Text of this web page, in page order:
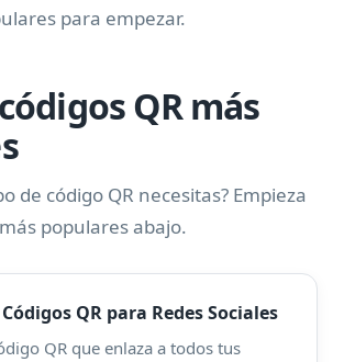
para empezar.
QR más
de código QR necesitas? Empieza
populares abajo.
QR para Redes Sociales
QR que enlaza a todos tus